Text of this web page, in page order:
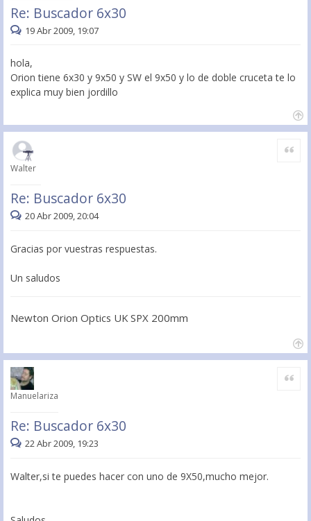
Re: Buscador 6x30
19 Abr 2009, 19:07
hola,
Orion tiene 6x30 y 9x50 y SW el 9x50 y lo de doble cruceta te lo
explica muy bien jordillo
Walter
Re: Buscador 6x30
Citar
20 Abr 2009, 20:04
Gracias por vuestras respuestas.
Un saludos
Newton Orion Optics UK SPX 200mm
Manuelariza
Re: Buscador 6x30
Citar
22 Abr 2009, 19:23
Walter,si te puedes hacer con uno de 9X50,mucho mejor.